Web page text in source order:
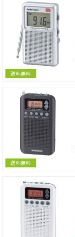
送料無料
送料無料